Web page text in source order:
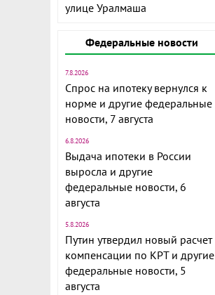
улице Уралмаша
Федеральные новости
7.8.2026
Спрос на ипотеку вернулся к
норме и другие федеральные
новости, 7 августа
6.8.2026
Выдача ипотеки в России
выросла и другие
федеральные новости, 6
августа
5.8.2026
Путин утвердил новый расчет
компенсации по КРТ и другие
федеральные новости, 5
августа